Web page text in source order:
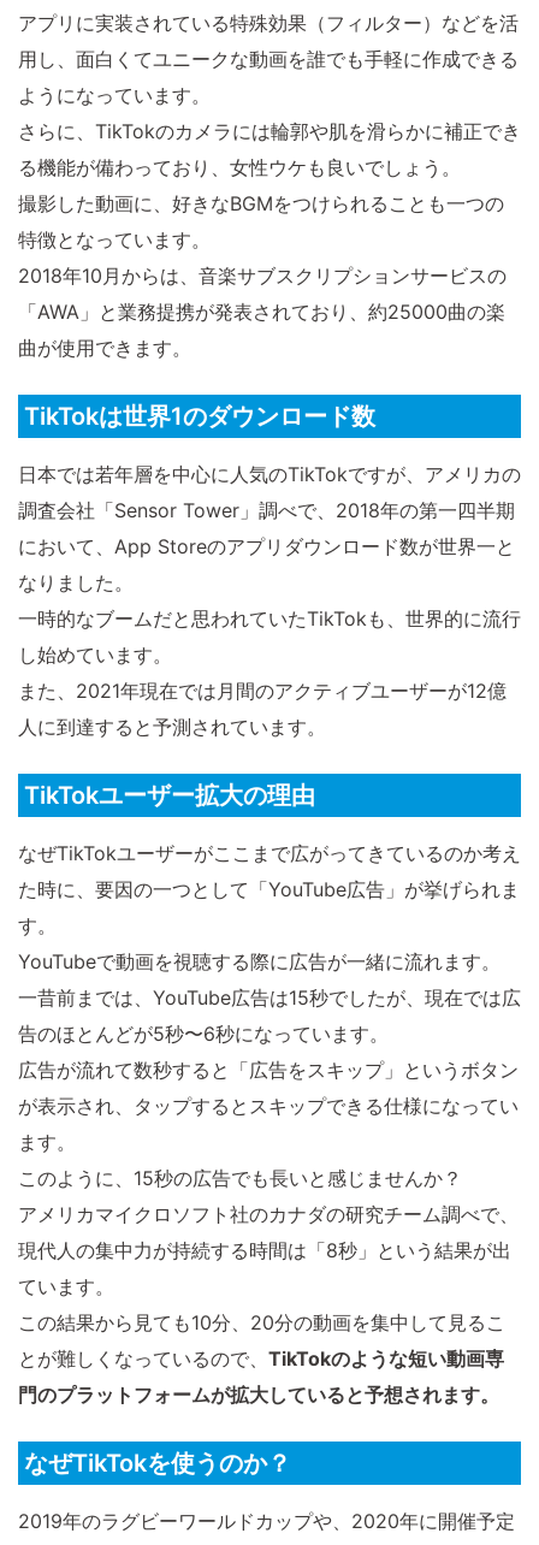
アプリに実装されている特殊効果（フィルター）などを活
用し、面白くてユニークな動画を誰でも手軽に作成できる
ようになっています。
さらに、TikTokのカメラには輪郭や肌を滑らかに補正でき
る機能が備わっており、女性ウケも良いでしょう。
撮影した動画に、好きなBGMをつけられることも一つの
特徴となっています。
2018年10月からは、音楽サブスクリプションサービスの
「AWA」と業務提携が発表されており、約25000曲の楽
曲が使用できます。
TikTokは世界1のダウンロード数
日本では若年層を中心に人気のTikTokですが、アメリカの
調査会社「Sensor Tower」調べで、2018年の第一四半期
において、App Storeのアプリダウンロード数が世界一と
なりました。
一時的なブームだと思われていたTikTokも、世界的に流行
し始めています。
また、2021年現在では月間のアクティブユーザーが12億
人に到達すると予測されています。
TikTokユーザー拡大の理由
なぜTikTokユーザーがここまで広がってきているのか考え
た時に、要因の一つとして「YouTube広告」が挙げられま
す。
YouTubeで動画を視聴する際に広告が一緒に流れます。
一昔前までは、YouTube広告は15秒でしたが、現在では広
告のほとんどが5秒〜6秒になっています。
広告が流れて数秒すると「広告をスキップ」というボタン
が表示され、タップするとスキップできる仕様になってい
ます。
このように、15秒の広告でも長いと感じませんか？
アメリカマイクロソフト社のカナダの研究チーム調べで、
現代人の集中力が持続する時間は「8秒」という結果が出
ています。
この結果から見ても10分、20分の動画を集中して見るこ
とが難しくなっているので、 TikTokのような短い動画専
門のプラットフォームが拡大していると予想されます。
なぜTikTokを使うのか？
2019年のラグビーワールドカップや、2020年に開催予定